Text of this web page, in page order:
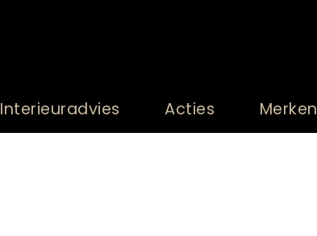
Interieuradvies Acties Merken